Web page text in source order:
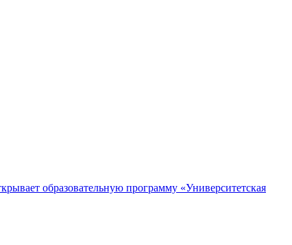
образовательную программу «Университетская